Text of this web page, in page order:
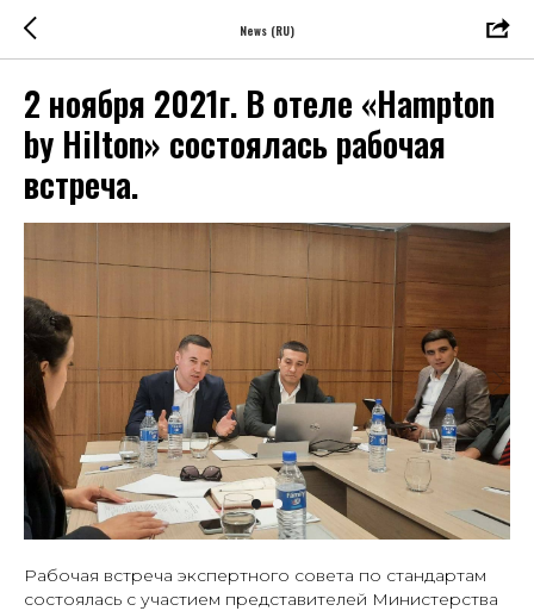
News (RU)
2 ноября 2021г. В отеле «Hampton
by Hilton» состоялась рабочая
встреча.
Рабочая встреча экспертного совета по стандартам
состоялась с участием представителей Министерства